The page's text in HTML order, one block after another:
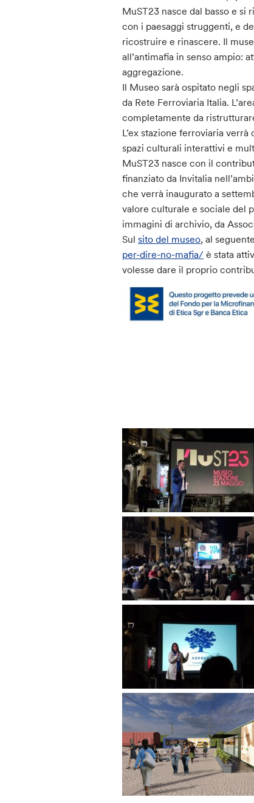
MuST23 nasce dal basso e
con i paesaggi struggenti, e
ricostruire e rinascere. Il
all’antimafia in senso ampio:
aggregazione.
Il Museo sarà ospitato negli
da Rete Ferroviaria Italia.
completamente da
L’ex stazione ferroviaria
spazi culturali interattivi e
MuST23 nasce con il
finanziato da Invitalia
che verrà inaugurato a
valore culturale e sociale del
immagini di archivio, da
Sulsito del museo, al
per-dire-no-mafia/ è stata
volesse dare il proprio